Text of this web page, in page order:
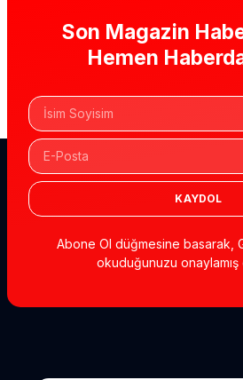
Son Magazin
Hemen
KAYDOL
Abone Ol düğmesine basarak,
okuduğunuzu onaylamış